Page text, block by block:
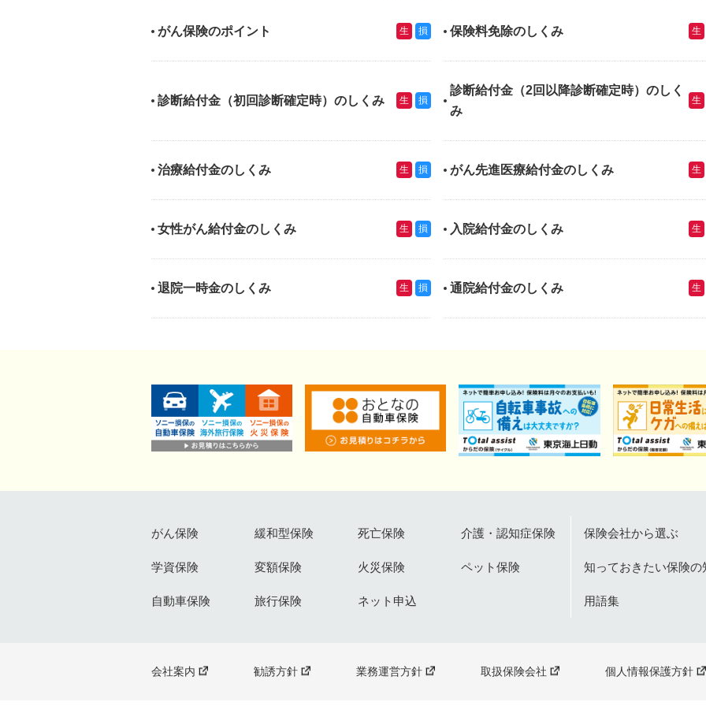
がん保険のポイント 生 損 保険料免除のしくみ 生
診断給付金（初回診断確定時）のしくみ 生 損
診断給付金（2回以降診断確定時）のしく
み
生
治療給付金のしくみ 生 損 がん先進医療給付金のしくみ 生
女性がん給付金のしくみ 生 損 入院給付金のしくみ 生
退院一時金のしくみ 生 損 通院給付金のしくみ 生
がん保険 緩和型保険 死亡保険 介護・認知症保険
学資保険 変額保険 火災保険 ペット保険
自動車保険 旅行保険 ネット申込
保険会社から選ぶ
知っておきたい保険の
用語集
会社案内 勧誘方針 業務運営方針 取扱保険会社 個人情報保護方針